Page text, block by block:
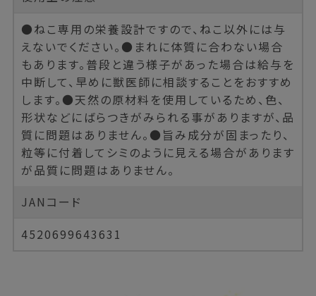
●ねこ専用の栄養設計ですので、ねこ以外には与
えないでください。●まれに体質に合わない場合
もあります。普段と違う様子があった場合は給与を
中断して、早めに獣医師に相談することをおすすめ
します。●天然の原材料を使用しているため、色、
形状などにばらつきがみられる事がありますが、品
質に問題はありません。●旨み成分が固まったり、
粒等に付着してシミのように見える場合があります
が品質に問題はありません。
JANコード
4520699643631